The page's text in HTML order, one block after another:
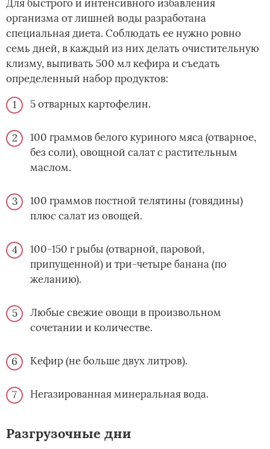
Для быстрого и интенсивного избавления
организма от лишней воды разработана
специальная диета. Соблюдать ее нужно ровно
семь дней, в каждый из них делать очистительную
клизму, выпивать 500 мл кефира и съедать
определенный набор продуктов:
5 отварных картофелин.
100 граммов белого куриного мяса (отварное,
без соли), овощной салат с растительным
маслом.
100 граммов постной телятины (говядины)
плюс салат из овощей.
100-150 г рыбы (отварной, паровой,
припущенной) и три-четыре банана (по
желанию).
Любые свежие овощи в произвольном
сочетании и количестве.
Кефир (не больше двух литров).
Негазированная минеральная вода.
Разгрузочные дни